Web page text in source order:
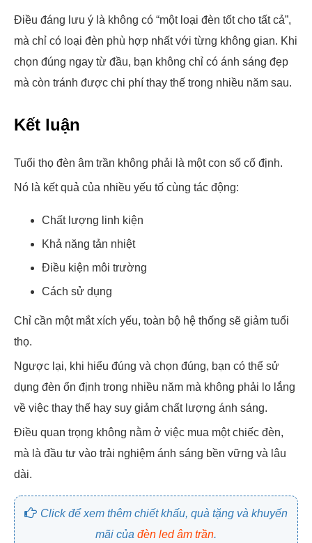
Điều đáng lưu ý là không có “một loại đèn tốt cho tất cả”,
mà chỉ có loại đèn phù hợp nhất với từng không gian. Khi
chọn đúng ngay từ đầu, bạn không chỉ có ánh sáng đẹp
mà còn tránh được chi phí thay thế trong nhiều năm sau.
Kết luận
Tuổi thọ đèn âm trần không phải là một con số cố định.
Nó là kết quả của nhiều yếu tố cùng tác động:
Chất lượng linh kiện
Khả năng tản nhiệt
Điều kiện môi trường
Cách sử dụng
Chỉ cần một mắt xích yếu, toàn bộ hệ thống sẽ giảm tuổi
thọ.
Ngược lại, khi hiểu đúng và chọn đúng, bạn có thể sử
dụng đèn ổn định trong nhiều năm mà không phải lo lắng
về việc thay thế hay suy giảm chất lượng ánh sáng.
Điều quan trọng không nằm ở việc mua một chiếc đèn,
mà là đầu tư vào trải nghiệm ánh sáng bền vững và lâu
dài.
Click để xem thêm chiết khấu, quà tặng và khuyến
mãi của đèn led âm trần.